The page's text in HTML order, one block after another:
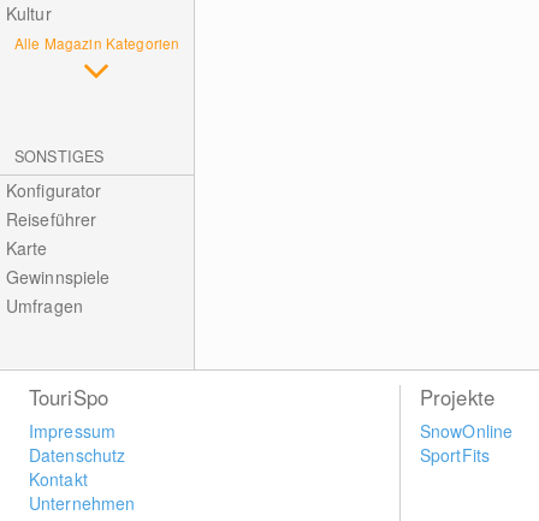
Kultur
Alle Magazin Kategorien
SONSTIGES
Konfigurator
Reiseführer
Karte
Gewinnspiele
Umfragen
TouriSpo
Impressum
Datenschutz
Kontakt
Unternehmen
Projekte
SnowOnline
SportFits